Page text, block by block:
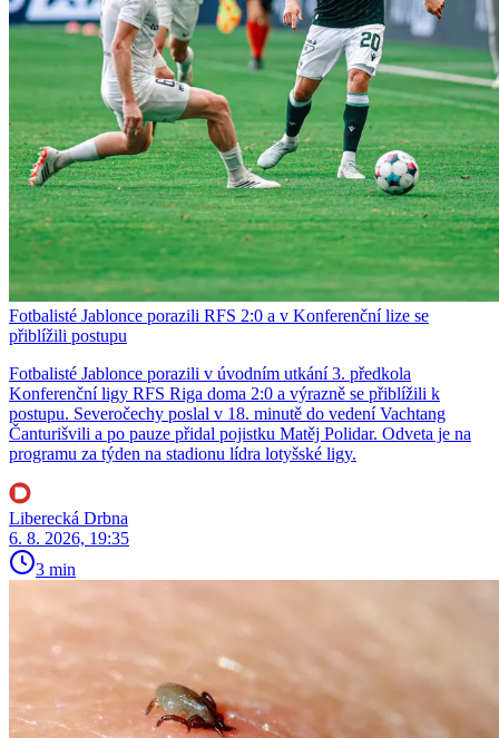
Fotbalisté Jablonce porazili RFS 2:0 a v Konferenční lize se
přiblížili postupu
Fotbalisté Jablonce porazili v úvodním utkání 3. předkola
Konferenční ligy RFS Riga doma 2:0 a výrazně se přiblížili k
postupu. Severočechy poslal v 18. minutě do vedení Vachtang
Čanturišvili a po pauze přidal pojistku Matěj Polidar. Odveta je na
programu za týden na stadionu lídra lotyšské ligy.
Liberecká Drbna
6. 8. 2026, 19:35
3 min